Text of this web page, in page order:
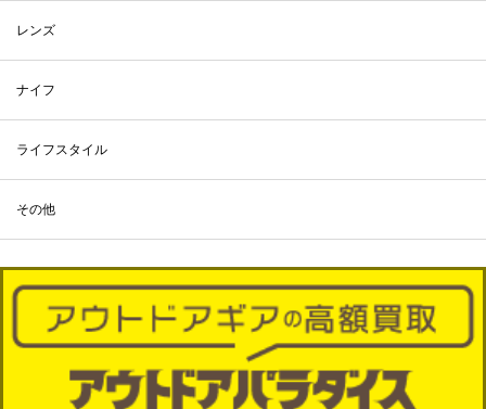
レンズ
ナイフ
ライフスタイル
その他